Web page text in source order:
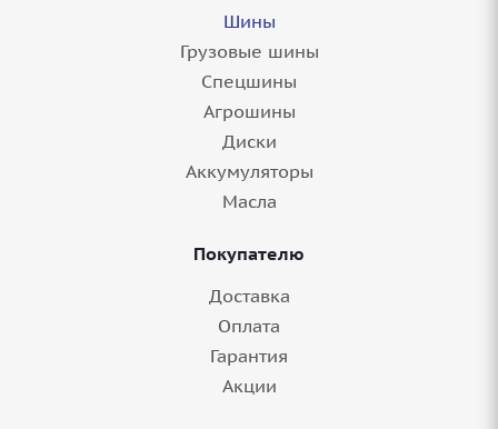
Шины
Грузовые шины
Спецшины
Агрошины
Диски
Аккумуляторы
Масла
Покупателю
Доставка
Оплата
Гарантия
Акции